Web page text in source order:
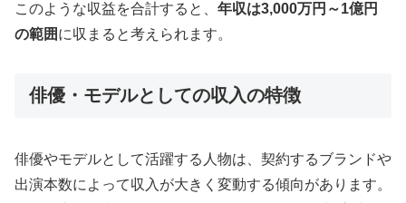
このような収益を合計すると、 年収は3,000万円～1億円
の範囲に収まると考えられます。
俳優・モデルとしての収入の特徴
俳優やモデルとして活躍する人物は、契約するブランドや
出演本数によって収入が大きく変動する傾向があります。